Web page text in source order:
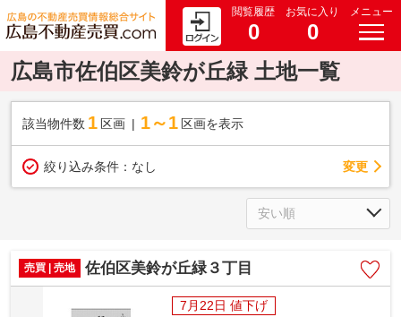
閲覧履歴
0
お気に入り
0
メニュー
広島市佐伯区美鈴が丘緑 土地一覧
該当物件数 1 区画 1～1 区画を表示
絞り込み条件： なし 変更
売買 | 売地 佐伯区美鈴が丘緑３丁目
7月22日 値下げ